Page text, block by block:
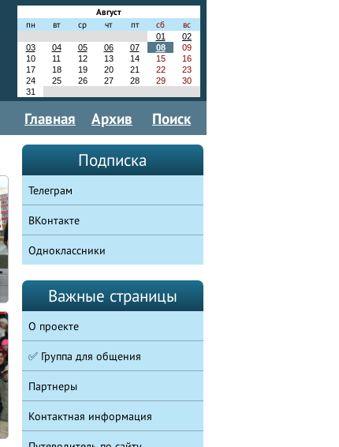
Август
пн
вт ср чт пт сб
вс
01
02
03
04 05 06 07 08
09
10
11 12 13 14 15
16
17
18 19 20 21 22
23
24
25 26 27 28 29
30
31
Главная Архив Поиск
Подписка
Телеграм
ВКонтакте
Одноклассники
Важные страницы
О проекте
✅ Группа для общения
Партнеры
Контактная информация